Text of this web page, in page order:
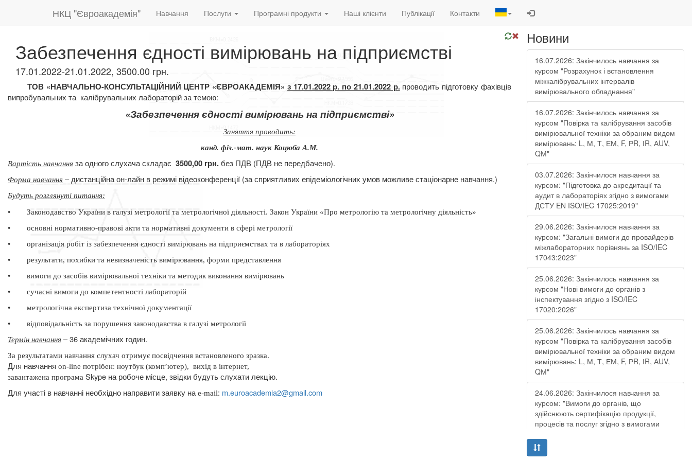
НКЦ "Євроакадемія" Навчання Послуги Програмні продукти Наші клієнти Публікації Контакти
Забезпечення єдності вимірювань на підприємстві
17.01.2022-21.01.2022, 3500.00 грн.
ТОВ «НАВЧАЛЬНО-КОНСУЛЬТАЦІЙНИЙ ЦЕНТР «ЄВРОАКАДЕМІЯ» з 17.01.2022 р. по 21.01.2022 р. проводить підготовкуфахівців
випробувальних та калібрувальних лабораторій за темою:
«Забезпечення єдності вимірювань на підприємстві»
Заняття проводить:
канд. фіз.-мат. наук Коцюба А.М.
Вартість навчання за одного слухача складає 3500,00 грн. без ПДВ (ПДВ не передбачено).
Форма навчання – дистанційна он-лайн в режимі відеоконференції (за сприятливих епідеміологічних умов можливе стаціонарне навчання.)
Будуть розглянуті питання:
•
Законодавство України в галузі метрології та метрологічної діяльності. Закон України «Про метрологію та метрологічну діяльність»
•
основні нормативно-правові акти та нормативні документи в сфері метрології
•
організація робіт із забезпечення єдності вимірювань на підприємствах та в лабораторіях
•
результати, похибки та невизначеність вимірювання, форми представлення
•
вимоги до засобів вимірювальної техніки та методик виконання вимірювань
•
сучасні вимоги до компетентності лабораторій
•
метрологічна експертиза технічної документації
•
відповідальність за порушення законодавства в галузі метрології
Термін навчання – 36 академічних годин.
За результатами навчання слухач отримує посвідчення встановленого зразка.
Для навчання on-line потрібен: ноутбук (комп’ютер), вихід в інтернет,
завантажена програма Skype на робоче місце, звідки будуть слухати лекцію.
Для участі в навчанні необхідно направити заявку на e-mail: m.euroacademia2@gmail.com
Новини
16.07.2026: Закінчилось навчання за
курсом "Розрахунок і встановлення
міжкалібрувальних інтервалів
вимірювального обладнання"
16.07.2026: Закінчилось навчання за
курсом "Повірка та калібрування засобів
вимірювальної техніки за обраним видом
вимірювань: L, М, Т, ЕМ, F, РR, ІR, АUV,
QМ"
03.07.2026: Закінчилося навчання за
курсом: "Підготовка до акредитації та
аудит в лабораторіях згідно з вимогами
ДСТУ EN ISO/IEC 17025:2019"
29.06.2026: Закінчилося навчання за
курсом: "Загальні вимоги до провайдерів
міжлабораторних порівнянь за ISO/IEC
17043:2023"
25.06.2026: Закінчилось навчання за
курсом "Нові вимоги до органів з
інспектування згідно з ISO/IEC
17020:2026"
25.06.2026: Закінчилось навчання за
курсом "Повірка та калібрування засобів
вимірювальної техніки за обраним видом
вимірювань: L, М, Т, ЕМ, F, РR, ІR, АUV,
QМ"
24.06.2026: Закінчилося навчання за
курсом: "Вимоги до органів, що
здійснюють сертифікацію продукції,
процесів та послуг згідно з вимогами
19.06.2026: Закінчилося навчання за